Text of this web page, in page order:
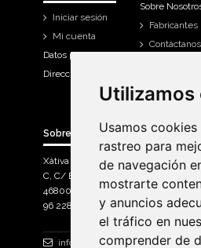
Utilizamos
Usamos
rastreo para
de navegación
mostrarte
y anuncios
el tráfico en
comprender de
Utilizamos
Usamos
rastreo para
de navegación
mostrarte
y anuncios
el tráfico en
comprender de
Iniciar sesión
Mi cuenta
Datos personales
Direcciones
Sobre
Fabricantes
Contáctanos
Sobre Bicicletas Sanchis
Xàtiva Polígon Industrial
C, C/ Braçal del Roncador nave 10. >
46800, Xàtiva.
96 228 71 23
info@bicicletassanchis.com